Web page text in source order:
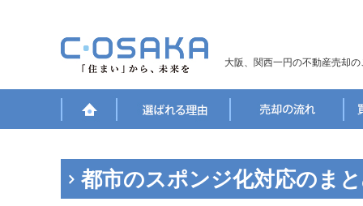
大阪、関西一円の不動産売却
都市のスポンジ化対応のま